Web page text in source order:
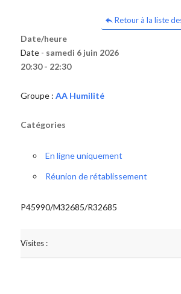
Retour à la liste
Date/heure
Date - samedi 6 juin 2026
20:30 - 22:30
Groupe : AA Humilité
Catégories
En ligne uniquement
Réunion de rétablissement
P45990/M32685/R32685
Visites :